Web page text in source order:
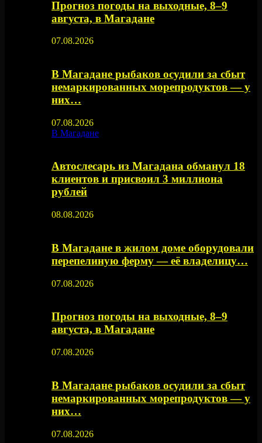
Прогноз погоды на выходные, 8–9
августа, в Магадане
07.08.2026
В Магадане рыбаков осудили за сбыт
немаркированных морепродуктов — у
них…
07.08.2026
В Магадане
Автослесарь из Магадана обманул 18
клиентов и присвоил 3 миллиона
рублей
08.08.2026
В Магадане в жилом доме оборудовали
перепелиную ферму — её владелицу…
07.08.2026
Прогноз погоды на выходные, 8–9
августа, в Магадане
07.08.2026
В Магадане рыбаков осудили за сбыт
немаркированных морепродуктов — у
них…
07.08.2026